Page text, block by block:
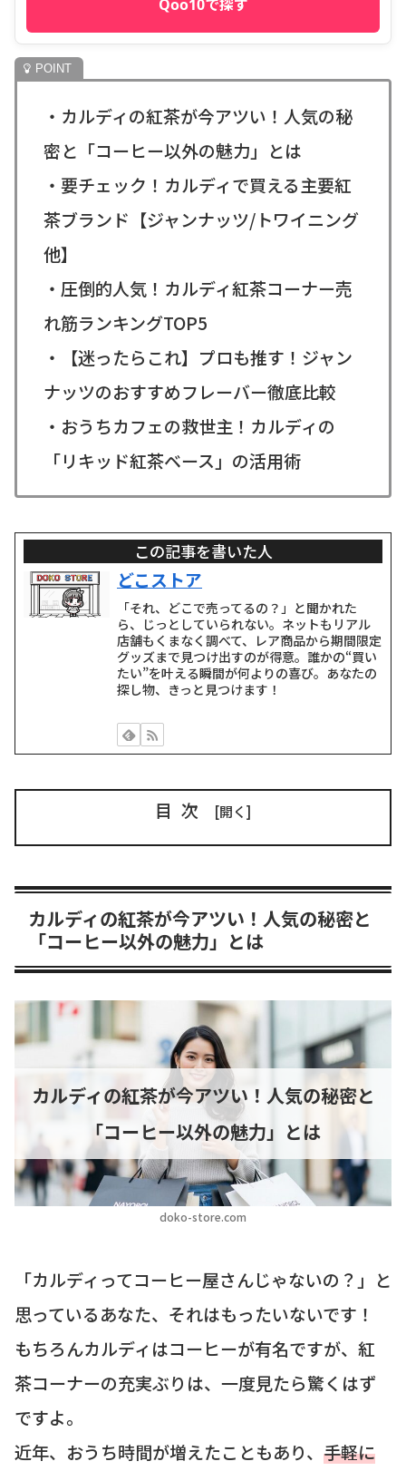
Qoo10で探す
・カルディの紅茶が今アツい！人気の秘
密と「コーヒー以外の魅力」とは
・要チェック！カルディで買える主要紅
茶ブランド【ジャンナッツ/トワイニング
他】
・圧倒的人気！カルディ紅茶コーナー売
れ筋ランキングTOP5
・【迷ったらこれ】プロも推す！ジャン
ナッツのおすすめフレーバー徹底比較
・おうちカフェの救世主！カルディの
「リキッド紅茶ベース」の活用術
この記事を書いた人
どこストア
「それ、どこで売ってるの？」と聞かれた
ら、じっとしていられない。ネットもリアル
店舗もくまなく調べて、レア商品から期間限定
グッズまで見つけ出すのが得意。誰かの“買い
たい”を叶える瞬間が何よりの喜び。あなたの
探し物、きっと見つけます！
目次
カルディの紅茶が今アツい！人気の秘密と
「コーヒー以外の魅力」とは
doko-store.com
カルディの紅茶が今アツい！人気の秘密と
「コーヒー以外の魅力」とは
「カルディってコーヒー屋さんじゃないの？」と
思っているあなた、それはもったいないです！
もちろんカルディはコーヒーが有名ですが、紅
茶コーナーの充実ぶりは、一度見たら驚くはず
ですよ。
近年、おうち時間が増えたこともあり、 手軽に